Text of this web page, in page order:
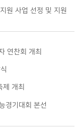
원 사업 선정 및 지원
연찬회 개최
제 개최
경기대회 본선